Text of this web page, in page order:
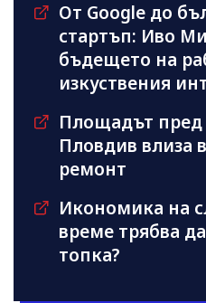
От Google до
стартъп: Иво
бъдещето на
изкуствения
Площадът пред
Пловдив влиза
ремонт
Икономика на
време трябва
топка?